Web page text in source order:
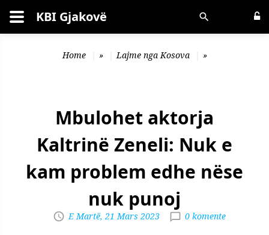
Kërko KBI Gjakovë
Home » Lajme nga Kosova »
Mbulohet aktorja
Kaltrinë Zeneli: Nuk e
kam problem edhe nëse
nuk punoj
E Martë, 21 Mars 2023 0 komente